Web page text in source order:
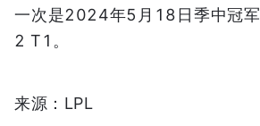
一次是2024年5月18日季中冠
2 T1。
来源：LPL